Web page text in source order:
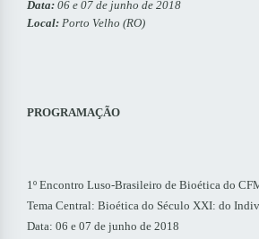
Data: 06 e 07 de junho de 2018
Local: Porto Velho (RO)
PROGRAMAÇÃO
1º Encontro Luso-Brasileiro de Bioética do
Tema Central: Bioética do Século XXI: do
Data: 06 e 07 de junho de 2018